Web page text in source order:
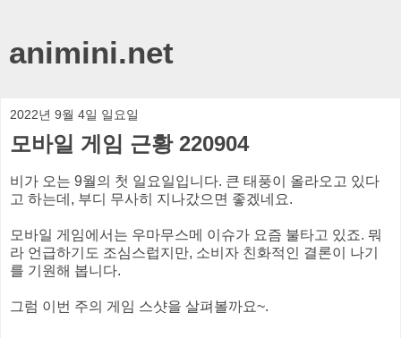
animini.net
2022년 9월 4일 일요일
모바일 게임 근황 220904
비가 오는 9월의 첫 일요일입니다. 큰 태풍이 올라오고 있다
고 하는데, 부디 무사히 지나갔으면 좋겠네요.
모바일 게임에서는 우마무스메 이슈가 요즘 불타고 있죠. 뭐
라 언급하기도 조심스럽지만, 소비자 친화적인 결론이 나기
를 기원해 봅니다.
그럼 이번 주의 게임 스샷을 살펴볼까요~.